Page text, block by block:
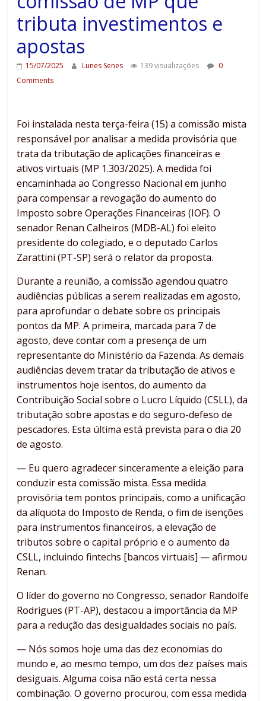
tributa investimentos e
apostas
15/07/2025 Lunes Senes 139 visualizações
0
Comments
Foi instalada nesta terça-feira (15) a comissão mista
responsável por analisar a medida provisória que
trata da tributação de aplicações financeiras e
ativos virtuais (MP 1.303/2025). A medida foi
encaminhada ao Congresso Nacional em junho
para compensar a revogação do aumento do
Imposto sobre Operações Financeiras (IOF). O
senador Renan Calheiros (MDB-AL) foi eleito
presidente do colegiado, e o deputado Carlos
Zarattini (PT-SP) será o relator da proposta.
Durante a reunião, a comissão agendou quatro
audiências públicas a serem realizadas em agosto,
para aprofundar o debate sobre os principais
pontos da MP. A primeira, marcada para 7 de
agosto, deve contar com a presença de um
representante do Ministério da Fazenda. As demais
audiências devem tratar da tributação de ativos e
instrumentos hoje isentos, do aumento da
Contribuição Social sobre o Lucro Líquido (CSLL), da
tributação sobre apostas e do seguro-defeso de
pescadores. Esta última está prevista para o dia 20
de agosto.
— Eu quero agradecer sinceramente a eleição para
conduzir esta comissão mista. Essa medida
provisória tem pontos principais, como a unificação
da alíquota do Imposto de Renda, o fim de isenções
para instrumentos financeiros, a elevação de
tributos sobre o capital próprio e o aumento da
CSLL, incluindo fintechs [bancos virtuais] — afirmou
Renan.
O líder do governo no Congresso, senador Randolfe
Rodrigues (PT-AP), destacou a importância da MP
para a redução das desigualdades sociais no país.
— Nós somos hoje uma das dez economias do
mundo e, ao mesmo tempo, um dos dez países mais
desiguais. Alguma coisa não está certa nessa
combinação. O governo procurou, com essa medida